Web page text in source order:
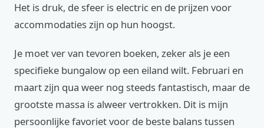
Het is druk, de sfeer is electric en de prijzen voor
accommodaties zijn op hun hoogst.
Je moet ver van tevoren boeken, zeker als je een
specifieke bungalow op een eiland wilt. Februari en
maart zijn qua weer nog steeds fantastisch, maar de
grootste massa is alweer vertrokken. Dit is mijn
persoonlijke favoriet voor de beste balans tussen